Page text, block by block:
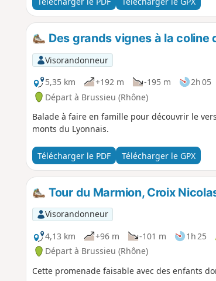
Des grands vignes à la coline
Visorandonneur
5,35 km
+192 m -195 m 2h 05
Départ à Brussieu (Rhône)
Balade à faire en famille pour découvrir le
monts du Lyonnais.
Télécharger le PDF Télécharger le GPX
Tour du Marmion, Croix
Visorandonneur
4,13 km
+96 m -101 m 1h 25
Départ à Brussieu (Rhône)
Cette promenade faisable avec des enfants